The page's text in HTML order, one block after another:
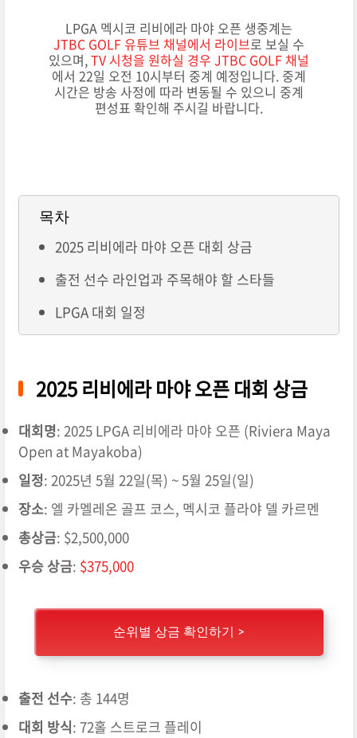
LPGA 멕시코 리비에라 마야 오픈 생중계는
JTBC GOLF 유튜브 채널에서 라이브로 보실 수
있으며,TV 시청을 원하실 경우 JTBC GOLF 채널
에서 22일 오전 10시부터 중계 예정입니다. 중계
시간은 방송 사정에 따라 변동될 수 있으니 중계
편성표 확인해 주시길 바랍니다.
목차
2025 리비에라 마야 오픈 대회 상금
출전 선수 라인업과 주목해야 할 스타들
LPGA 대회 일정
2025 리비에라 마야 오픈 대회 상금
대회명: 2025 LPGA 리비에라 마야 오픈 (Riviera Maya
Open at Mayakoba)
일정: 2025년 5월 22일(목) ~ 5월 25일(일)
장소: 엘 카멜레온 골프 코스, 멕시코 플라야 델 카르멘
총상금: $2,500,000
우승 상금: $375,000
순위별 상금 확인하기 >
출전 선수: 총 144명
대회 방식: 72홀 스트로크 플레이